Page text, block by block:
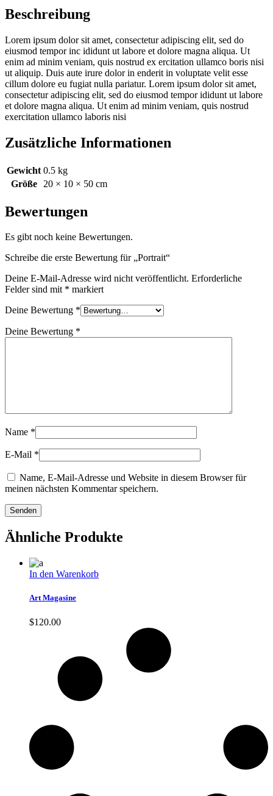
Beschreibung
Lorem ipsum dolor sit amet, consectetur adipiscing elit, sed do
eiusmod tempor inc ididunt ut labore et dolore magna aliqua. Ut
enim ad minim veniam, quis nostrud ex ercitation ullamco boris nisi
ut aliquip. Duis aute irure dolor in enderit in voluptate velit esse
cillum dolore eu fugiat nulla pariatur. Lorem ipsum dolor sit amet,
consectetur adipiscing elit, sed do eiusmod tempor ididunt ut labore
et dolore magna aliqua. Ut enim ad minim veniam, quis nostrud
exercitation ullamco laboris nisi
Zusätzliche Informationen
Gewicht 0.5 kg
Größe
20 × 10 × 50 cm
Bewertungen
Es gibt noch keine Bewertungen.
Schreibe die erste Bewertung für „Portrait“
Deine E-Mail-Adresse wird nicht veröffentlicht. Erforderliche
Felder sind mit * markiert
Deine Bewertung *
Deine Bewertung *
Name *
E-Mail *
Name, E-Mail-Adresse und Website in diesem Browser für
meinen nächsten Kommentar speichern.
Ähnliche Produkte
In den Warenkorb
Art Magasine
$120.00